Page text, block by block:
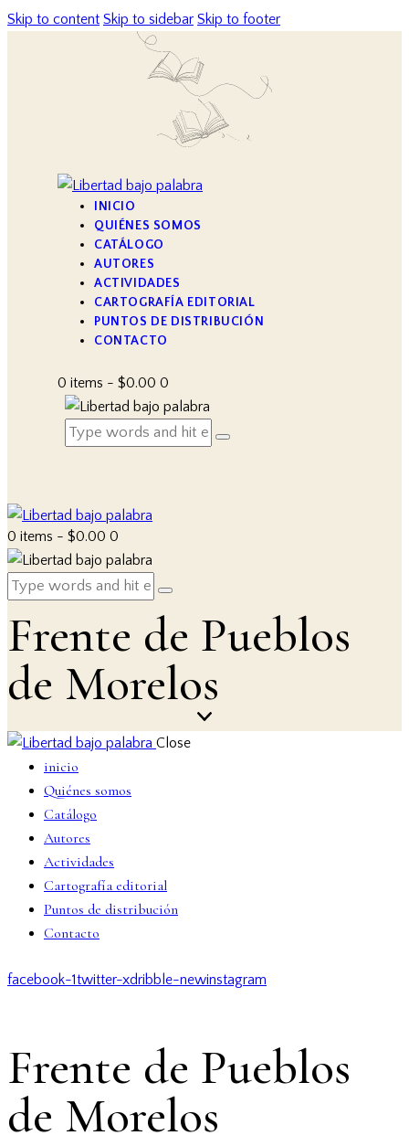
Skip to content Skip to sidebar Skip to footer
INICIO
QUIÉNES SOMOS
CATÁLOGO
AUTORES
ACTIVIDADES
CARTOGRAFÍA EDITORIAL
PUNTOS DE DISTRIBUCIÓN
CONTACTO
0 items - $0.00 0
0 items - $0.00 0
Frente de Pueblos
de Morelos
Close
inicio
Quiénes somos
Catálogo
Autores
Actividades
Cartografía editorial
Puntos de distribución
Contacto
facebook-1twitter-xdribble-newinstagram
Frente de Pueblos
de Morelos